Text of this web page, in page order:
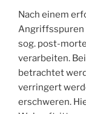
Nach einem
Angriffsspuren
sog. post-
verarbeiten.
betrachtet
verringert
erschweren.